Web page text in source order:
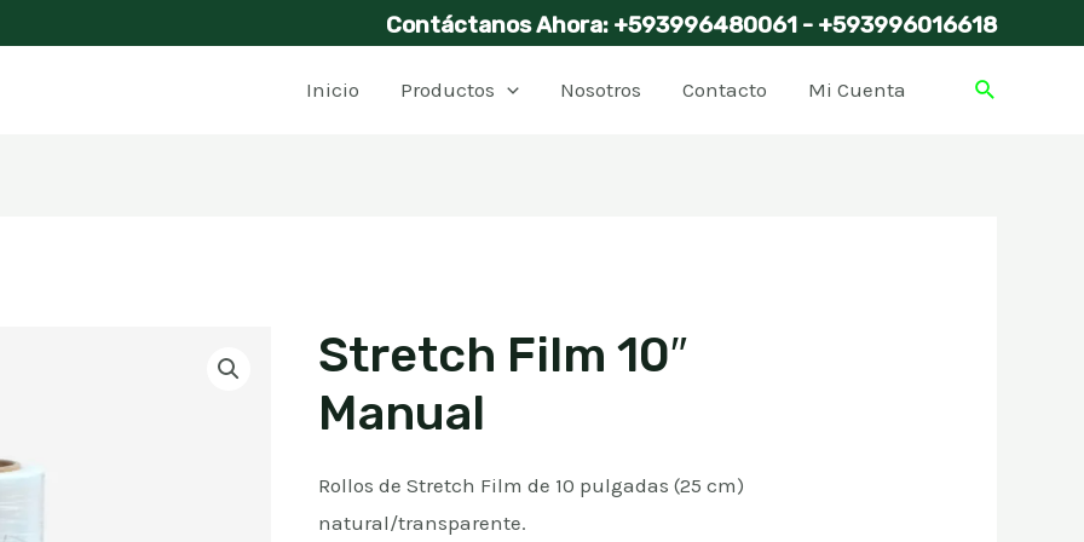
Contáctanos Ahora: +593996480061 - +593996016618
Inicio Productos Nosotros Contacto Mi Cuenta Buscar
Stretch Film 10″
Manual
Rollos de Stretch Film de 10 pulgadas (25 cm)
natural/transparente.